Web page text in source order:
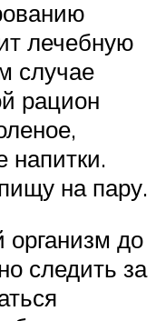
лечебную
случае
рацион
напитки.
на пару.
организм до
следить за